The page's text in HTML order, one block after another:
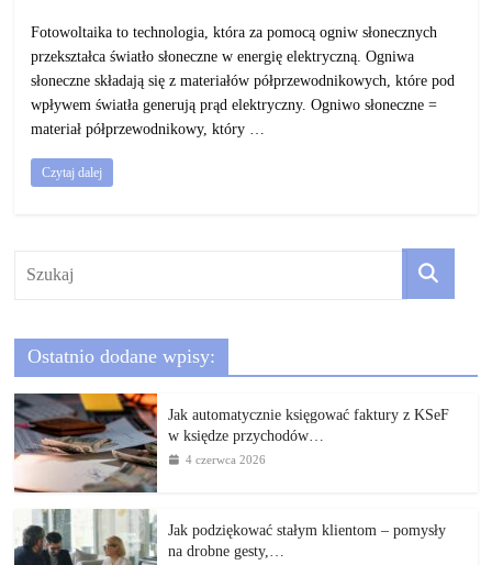
Fotowoltaika to technologia, która za pomocą ogniw słonecznych
przekształca światło słoneczne w energię elektryczną. Ogniwa
słoneczne składają się z materiałów półprzewodnikowych, które pod
wpływem światła generują prąd elektryczny. Ogniwo słoneczne =
materiał półprzewodnikowy, który …
Czytaj dalej
Ostatnio dodane wpisy:
Jak automatycznie księgować faktury z KSeF
w księdze przychodów…
4 czerwca 2026
Jak podziękować stałym klientom – pomysły
na drobne gesty,…